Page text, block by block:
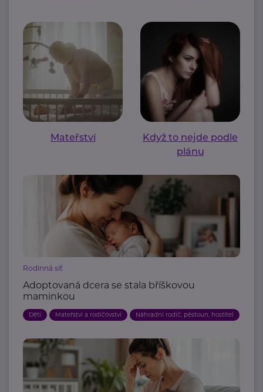
Mateřství
Když to nejde podle
plánu
Rodinná síť
Adoptovaná dcera se stala bříškovou
maminkou
Děti Mateřství a rodičovství Náhradní rodič, pěstoun, hostitel